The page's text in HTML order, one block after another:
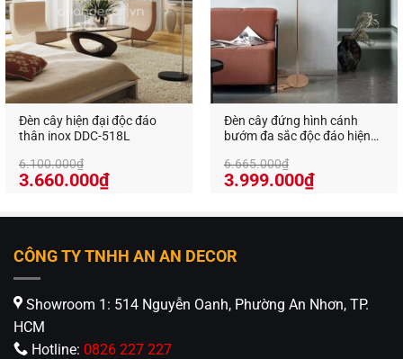
Đèn cây hiện đại độc đáo
thân inox DDC-518L
6.100.000₫
Giá
là:
3.660.000₫Giá
hiện
tại
3.660.000₫.
Đèn cây đứng hình cánh
bướm đa sắc độc đáo hiện
6.665.000₫
Giá
là:
3.999.000₫Giá
hiện
tại
CÔNG TY TNHH AN AN DECOR
Showroom 1: 514 Nguyễn Oanh, Phường An Nhơn, TP.
HCM
Hotline: 0826 227 227